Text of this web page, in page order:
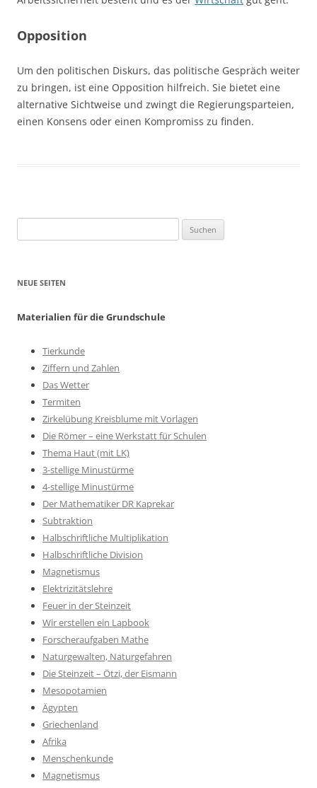
Opposition
Um den politischen Diskurs, das politische Gespräch weiter
zu bringen, ist eine Opposition hilfreich. Sie bietet eine
alternative Sichtweise und zwingt die Regierungsparteien,
einen Konsens oder einen Kompromiss zu finden.
nach:
NEUE SEITEN
Materialien für die Grundschule
Tierkunde
Ziffern und Zahlen
Das Wetter
Termiten
Zirkelübung Kreisblume mit Vorlagen
Die Römer – eine Werkstatt für Schulen
Thema Haut (mit LK)
3-stellige Minustürme
4-stellige Minustürme
Der Mathematiker DR Kaprekar
Subtraktion
Halbschriftliche Multiplikation
Halbschriftliche Division
Magnetismus
Elektrizitätslehre
Feuer in der Steinzeit
Wir erstellen ein Lapbook
Forscheraufgaben Mathe
Naturgewalten, Naturgefahren
Die Steinzeit – Ötzi, der Eismann
Mesopotamien
Ägypten
Griechenland
Afrika
Menschenkunde
Magnetismus